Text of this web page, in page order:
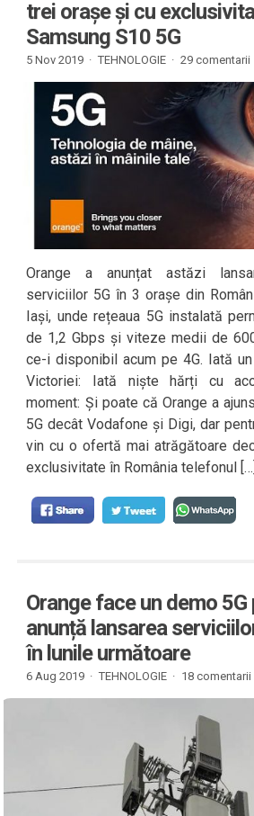
trei orașe și cu
Samsung S10 5G
5 Nov 2019 · TEHNOLOGIE · 29 comentarii
Orange a anunțat astăzi
serviciilor 5G în 3 orașe din
Iași, unde rețeaua 5G instalată
de 1,2 Gbps și viteze medii de
ce-i disponibil acum pe 4G. Iată
Victoriei: Iată niște hărți cu
moment: Și poate că Orange a
5G decât Vodafone și Digi, dar
vin cu o ofertă mai atrăgătoare
exclusivitate în România telefonul […]
Orange face un demo 5G
anunță lansarea
în lunile următoare
6 Aug 2019 · TEHNOLOGIE · 18 comentarii